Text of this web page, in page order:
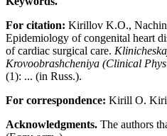
For citation: Kirillov K.O.,
Epidemiology of congenital heart
of cardiac surgical care.
Krovoobrashcheniya (Clinical
(1): ... (in Russ.).
For correspondence: Kirill O.
Acknowledgments. The authors